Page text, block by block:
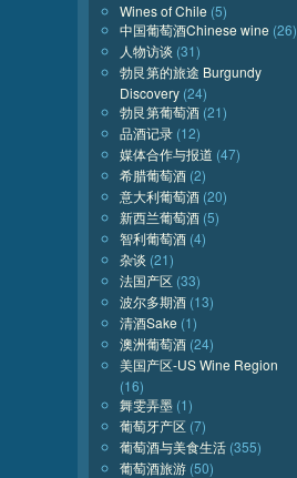
Wines of Chile (5)
中国葡萄酒Chinese wine (26)
人物访谈 (31)
勃艮第的旅途 Burgundy
Discovery (24)
勃艮第葡萄酒 (21)
品酒记录 (12)
媒体合作与报道 (47)
希腊葡萄酒 (2)
意大利葡萄酒 (20)
新西兰葡萄酒 (5)
智利葡萄酒 (4)
杂谈 (21)
法国产区 (33)
波尔多期酒 (13)
清酒Sake (1)
澳洲葡萄酒 (24)
美国产区-US Wine Region
(16)
舞雯弄墨 (1)
葡萄牙产区 (7)
葡萄酒与美食生活 (355)
葡萄酒旅游 (50)